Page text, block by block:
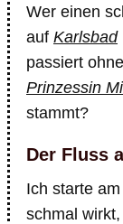
Wer einen
auf Karlsbad
passiert
Prinzessin
stammt?
Der Fluss
Ich starte
schmal